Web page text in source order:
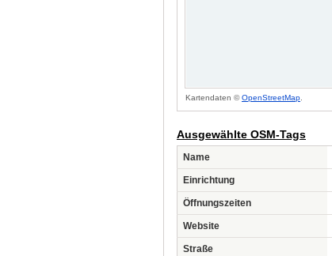
Kartendaten ©OpenStreetMap
Ausgewählte OSM-Tags
Name
Einrichtung
Öffnungszeiten
Website
Straße